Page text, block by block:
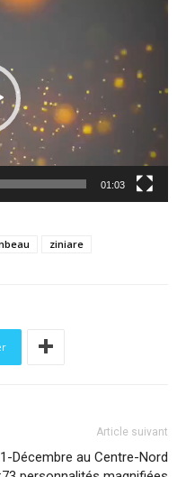
01:03
ziniare
Article suivant
Décembre au Centre-Nord